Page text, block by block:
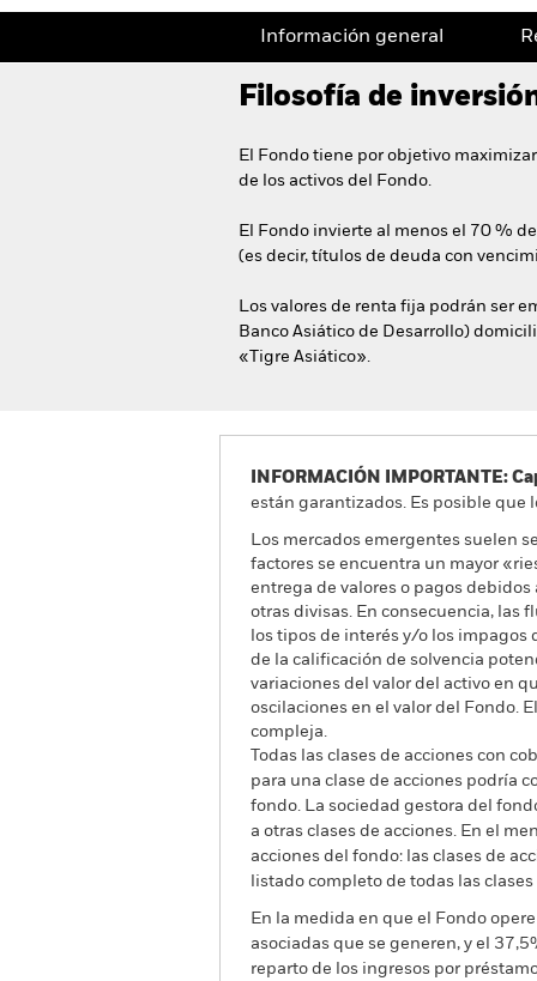
Información general
Filosofía de
El Fondo tiene por objetivo
de los activos del Fondo.
El Fondo invierte al menos el 70 %
(es decir, títulos de deuda con
Los valores de renta fija podrán ser
Banco Asiático de Desarrollo)
«Tigre Asiático».
INFORMACIÓN IMPORTANTE:
están garantizados. Es posible
Los mercados emergentes suelen
factores se encuentra un mayor
entrega de valores o pagos
otras divisas. En consecuencia, las
los tipos de interés y/o los
de la calificación de solvencia
variaciones del valor del activo en
oscilaciones en el valor del Fondo.
compleja.
Todas las clases de acciones con
para una clase de acciones podría
fondo. La sociedad gestora del
a otras clases de acciones. En el
acciones del fondo: las clases de
listado completo de todas las
En la medida en que el Fondo
asociadas que se generen, y el
reparto de los ingresos por